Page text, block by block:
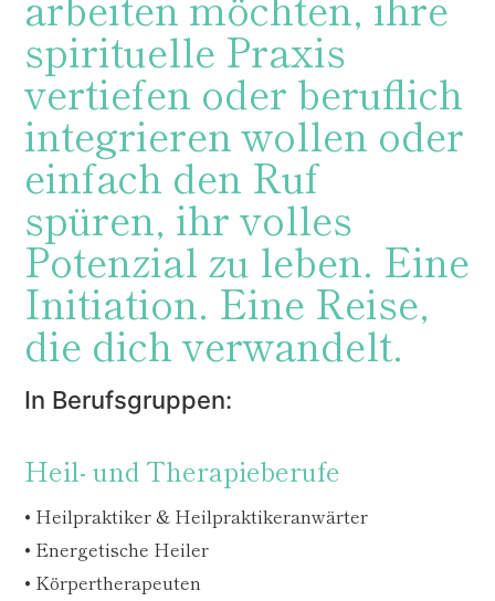
spirituelle Praxis
vertiefen oder beruflich
integrieren wollen oder
einfach den Ruf
spüren, ihr volles
Potenzial zu leben. Eine
Initiation. Eine Reise,
die dich verwandelt.
In Berufsgruppen:
Heil- und Therapieberufe
• Heilpraktiker & Heilpraktikeranwärter
• Energetische Heiler
• Körpertherapeuten